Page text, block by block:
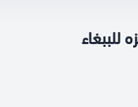
للببغاء